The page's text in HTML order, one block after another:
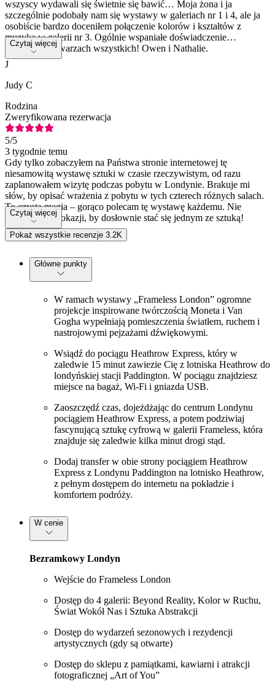
wszyscy wydawali się świetnie się bawić… Moja żona i ja
szczególnie podobały nam się wystawy w galeriach nr 1 i 4, ale ja
osobiście bardzo doceniłem połączenie kolorów i kształtów z
muzyką w galerii nr 3. Ogólnie wspaniałe doświadczenie…
uśmiechy na twarzach wszystkich! Owen i Nathalie.
Czytaj więcej
J
Judy C
Rodzina
Zweryfikowana rezerwacja
5/5
3 tygodnie temu
Gdy tylko zobaczyłem na Państwa stronie internetowej tę
niesamowitą wystawę sztuki w czasie rzeczywistym, od razu
zaplanowałem wizytę podczas pobytu w Londynie. Brakuje mi
słów, by opisać wrażenia z pobytu w tych czterech różnych salach.
To czysta magia – gorąco polecam tę wystawę każdemu. Nie
przegapcie tej okazji, by dosłownie stać się jednym ze sztuką!
Czytaj więcej
Pokaż wszystkie recenzje 3.2K
Główne punkty
W ramach wystawy „Frameless London” ogromne
projekcje inspirowane twórczością Moneta i Van
Gogha wypełniają pomieszczenia światłem, ruchem i
nastrojowymi pejzażami dźwiękowymi.
Wsiądź do pociągu Heathrow Express, który w
zaledwie 15 minut zawiezie Cię z lotniska Heathrow do
londyńskiej stacji Paddington. W pociągu znajdziesz
miejsce na bagaż, Wi-Fi i gniazda USB.
Zaoszczędź czas, dojeżdżając do centrum Londynu
pociągiem Heathrow Express, a potem podziwiaj
fascynującą sztukę cyfrową w galerii Frameless, która
znajduje się zaledwie kilka minut drogi stąd.
Dodaj transfer w obie strony pociągiem Heathrow
Express z Londynu Paddington na lotnisko Heathrow,
z pełnym dostępem do internetu na pokładzie i
komfortem podróży.
W cenie
Bezramkowy Londyn
Wejście do Frameless London
Dostęp do 4 galerii: Beyond Reality, Kolor w Ruchu,
Świat Wokół Nas i Sztuka Abstrakcji
Dostęp do wydarzeń sezonowych i rezydencji
artystycznych (gdy są otwarte)
Dostęp do sklepu z pamiątkami, kawiarni i atrakcji
fotograficznej „Art of You”